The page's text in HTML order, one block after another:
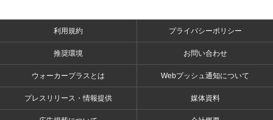
利用規約 プライバシーポリシー
推奨環境 お問い合わせ
ウォーカープラスとは Webプッシュ通知について
プレスリリース・情報提供 媒体資料